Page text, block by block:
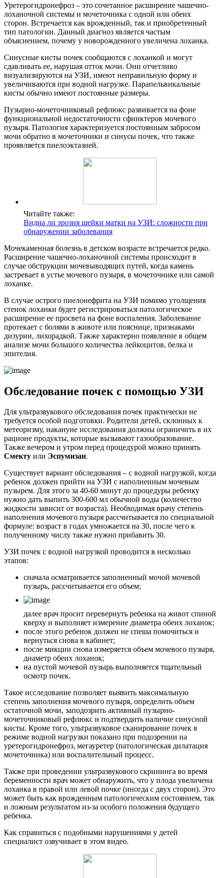
Уретерогидронефроз – это сочетанное расширение чашечно-
лоханочной системы и мочеточника с одной или обеих
сторон. Встречается как врожденный, так и приобретенный
тип патологии. Данный диагноз является частым
объяснением, почему у новорожденного увеличена лоханка.
Синусные кисты почек сообщаются с лоханкой и могут
сдавливать ее, нарушая отток мочи. Они отчетливо
визуализируются на УЗИ, имеют неправильную форму и
увеличиваются при водной нагрузке. Парапельвикальные
кисты обычно имеют постоянные размеры.
Пузырно-мочеточниковый рефлюкс развивается на фоне
функциональной недостаточности сфинктеров мочевого
пузыря. Патология характеризуется постоянным забросом
мочи обратно в мочеточники и синусы почек, что также
проявляется пиелоэктазией.
Читайте также:
Видна ли эрозия шейки матки на УЗИ: сложности при
обнаружении заболевания
Мочекаменная болезнь в детском возрасте встречается редко.
Расширение чашечно-лоханочной системы происходит в
случае обструкции мочевыводящих путей, когда камень
застревает в устье мочевого пузыря, в мочеточнике или самой
лоханке.
В случае острого пиелонефрита на УЗИ помимо утолщения
стенок лоханки будет регистрироваться патологическое
расширение ее просвета на фоне воспаления. Заболевание
протекает с болями в животе или пояснице, признаками
дизурии, лихорадкой. Также характерно появление в общем
анализе мочи большого количества лейкоцитов, белка и
эпителия.
Обследование почек с помощью УЗИ
Для ультразвукового обследования почек практически не
требуется особой подготовки. Родители детей, склонных к
метеоризму, накануне исследования должны ограничить в их
рационе продукты, которые вызывают газообразование.
Также вечером и утром перед процедурой можно принять
Смекту или Эспумизан.
Существует вариант обследования – с водной нагрузкой, когда
ребенок должен прийти на УЗИ с наполненным мочевым
пузырем. Для этого за 40-60 минут до процедуры ребенку
нужно дать выпить 300-600 мл обычной воды (количество
жидкости зависит от возраста). Необходимая врачу степень
наполнения мочевого пузыря рассчитывается по специальной
формуле: возраст в годах умножается на 30, после чего к
полученному числу также нужно прибавить 30.
УЗИ почек с водной нагрузкой проводится в несколько
этапов:
сначала осматривается заполненный мочой мочевой
пузырь, рассчитывается его объем;
далее врач просит перевернуть ребенка на живот спиной
кверху и выполняет измерение диаметра обеих лоханок;
после этого ребенок должен не спеша помочиться и
вернуться снова в кабинет;
после микции снова измеряется объем мочевого пузыря,
диаметр обеих лоханок;
на пустой мочевой пузырь выполняется тщательный
осмотр почек.
Такое исследование позволяет выявить максимальную
степень заполнения мочевого пузыря, определить объем
остаточной мочи, заподозрить активный пузырно-
мочеточниковый рефлюкс и подтвердить наличие синусной
кисты. Кроме того, ультразвуковое сканирование почек в
режиме водной нагрузки показано при подозрении на
уретерогидронефроз, мегауретер (патологическая дилатация
мочеточника) или воспалительный процесс.
Также при проведении ультразвукового скрининга во время
беременности врач может обнаружить, что у плода увеличена
лоханка в правой или левой почке (иногда с двух сторон). Это
может быть как врожденным патологическим состоянием, так
и ложным результатом из-за особого положения будущего
ребенка.
Как справиться с подобными нарушениями у детей
специалист озвучивает в этом видео.